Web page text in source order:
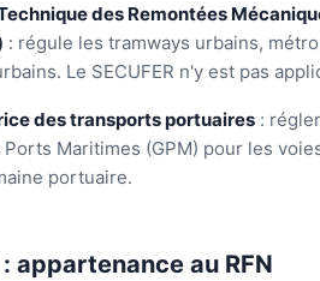
des Remontées
: régule les tramways urbains,
Le SECUFER n'y est pas
des transports portuaires :
Maritimes (GPM) pour les
portuaire.
appartenance au RFN